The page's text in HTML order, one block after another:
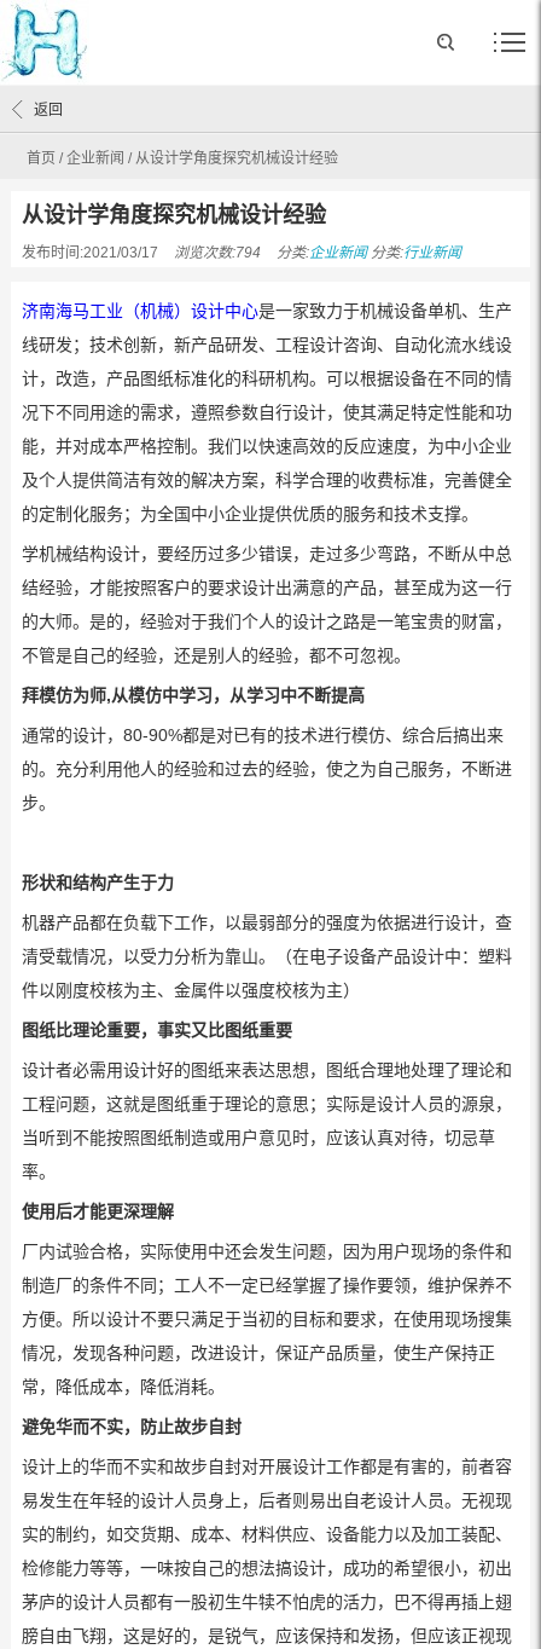
首页 /企业新闻 / 从设计学角度探究机械设计经验
返回
从设计学角度探究机械设计经验
发布时间:2021/03/17 浏览次数:794 分类:企业新闻分类:行业新闻
济南海马工业（机械）设计中心是一家致力于机械设备单机、生产
线研发；技术创新，新产品研发、工程设计咨询、自动化流水线设
计，改造，产品图纸标准化的科研机构。可以根据设备在不同的情
况下不同用途的需求，遵照参数自行设计，使其满足特定性能和功
能，并对成本严格控制。我们以快速高效的反应速度，为中小企业
及个人提供简洁有效的解决方案，科学合理的收费标准，完善健全
的定制化服务；为全国中小企业提供优质的服务和技术支撑。
学机械结构设计，要经历过多少错误，走过多少弯路，不断从中总
结经验，才能按照客户的要求设计出满意的产品，甚至成为这一行
的大师。是的，经验对于我们个人的设计之路是一笔宝贵的财富，
不管是自己的经验，还是别人的经验，都不可忽视。
拜模仿为师,从模仿中学习，从学习中不断提高
通常的设计，80-90%都是对已有的技术进行模仿、综合后搞出来
的。充分利用他人的经验和过去的经验，使之为自己服务，不断进
步。
形状和结构产生于力
机器产品都在负载下工作，以最弱部分的强度为依据进行设计，查
清受载情况，以受力分析为靠山。（在电子设备产品设计中：塑料
件以刚度校核为主、金属件以强度校核为主）
图纸比理论重要，事实又比图纸重要
设计者必需用设计好的图纸来表达思想，图纸合理地处理了理论和
工程问题，这就是图纸重于理论的意思；实际是设计人员的源泉，
当听到不能按照图纸制造或用户意见时，应该认真对待，切忌草
率。
使用后才能更深理解
厂内试验合格，实际使用中还会发生问题，因为用户现场的条件和
制造厂的条件不同；工人不一定已经掌握了操作要领，维护保养不
方便。所以设计不要只满足于当初的目标和要求，在使用现场搜集
情况，发现各种问题，改进设计，保证产品质量，使生产保持正
常，降低成本，降低消耗。
避免华而不实，防止故步自封
设计上的华而不实和故步自封对开展设计工作都是有害的，前者容
易发生在年轻的设计人员身上，后者则易出自老设计人员。无视现
实的制约，如交货期、成本、材料供应、设备能力以及加工装配、
检修能力等等，一味按自己的想法搞设计，成功的希望很小，初出
茅庐的设计人员都有一股初生牛犊不怕虎的活力，巴不得再插上翅
膀自由飞翔，这是好的，是锐气，应该保持和发扬，但应该正视现